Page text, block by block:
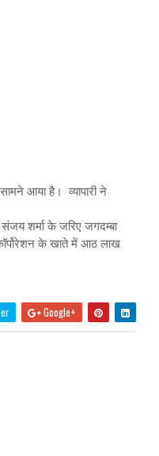
आया है। व्यापारी ने
शर्मा के जरिए जगदम्बा
के खाते में आठ लाख
Google+